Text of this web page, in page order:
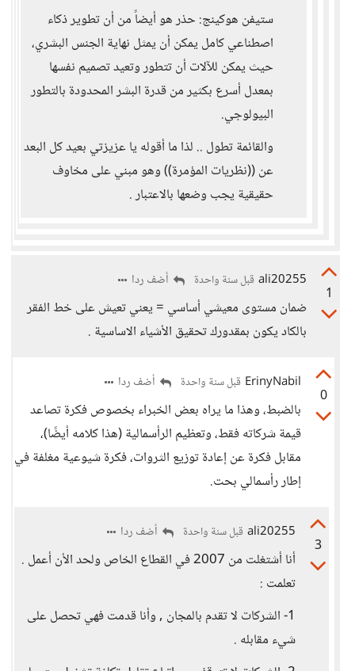
ستيفن هوكينج: حذر هو أيضاً من أن تطوير ذكاء
اصطناعي كامل يمكن أن يمثل نهاية الجنس البشري،
حيث يمكن للآلات أن تتطور وتعيد تصميم نفسها
بمعدل أسرع بكثير من قدرة البشر المحدودة بالتطور
البيولوجي.
والقائمة تطول .. لذا ما أقوله يا عزيزتي بعيد كل البعد
عن ((نظريات المؤمرة)) وهو مبني على مخاوف
حقيقية يجب وضعها بالاعتبار .
1
ali20255 قبل سنة واحدة أضف ردا
ضمان مستوى معيشي أساسي = يعني تعيش على خط الفقر
بالكاد يكون بمقدورك تحقيق الأشياء الاساسية .
0
ErinyNabil قبل سنة واحدة أضف ردا
بالضبط، وهذا ما يراه بعض الخبراء بخصوص فكرة تصاعد
قيمة شركاته فقط، وتعظيم الرأسمالية (هذا كلامه أيضًا)،
مقابل فكرة عن إعادة توزيع الثروات، فكرة شيوعية مغلفة في
إطار رأسمالي بحت.
3
ali20255 قبل سنة واحدة أضف ردا
أنا أشتغلت من 2007 في القطاع الخاص ولحد الأن أعمل .
تعلمت :
1- الشركات لا تقدم بالمجان , وأنا قدمت فهي تحصل على
شيء مقابله .